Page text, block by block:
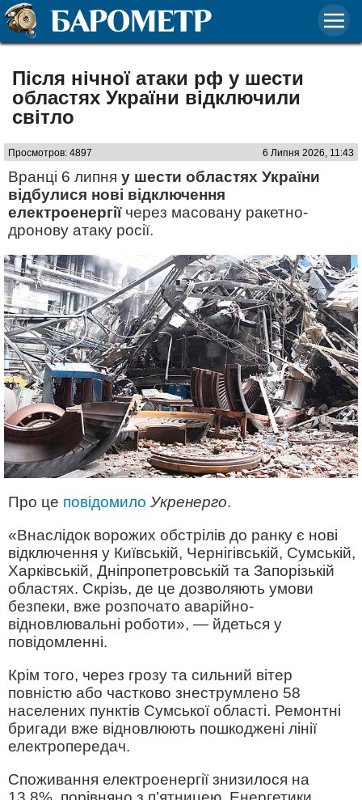
Після нічної атаки рф у шести
областях України відключили
світло
Просмотров: 4897 6 Липня 2026, 11:43
Вранці 6 липня у шести областях України
відбулися нові відключення
електроенергіїчерез масовану ракетно-
дронову атаку росії.
Про це повідомило Укренерго.
«Внаслідок ворожих обстрілів до ранку є нові
відключення у Київській, Чернігівській, Сумській,
Харківській, Дніпропетровській та Запорізькій
областях. Скрізь, де це дозволяють умови
безпеки, вже розпочато аварійно-
відновлювальні роботи», — йдеться у
повідомленні.
Крім того, через грозу та сильний вітер
повністю або частково знеструмлено 58
населених пунктів Сумської області. Ремонтні
бригади вже відновлюють пошкоджені лінії
електропередач.
Споживання електроенергії знизилося на